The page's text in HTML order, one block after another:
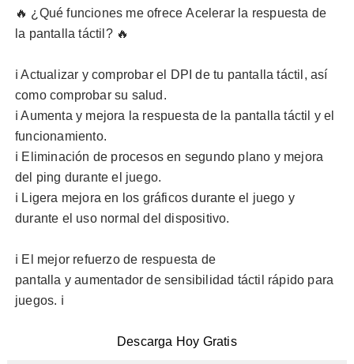
🔥 ¿Qué funciones me ofreceAcelerar la respuesta de
la pantalla táctil ? 🔥
ℹ️ Actualizar y comprobar el DPI de tu pantalla táctil, así
como comprobar su salud.
ℹ️ Aumenta y mejora la respuesta de la pantalla táctil y el
funcionamiento.
ℹ️ Eliminación de procesos en segundo plano y mejora
del ping durante el juego.
ℹ️ Ligera mejora en los gráficos durante el juego y
durante el uso normal del dispositivo.
ℹ️ El mejor refuerzo de respuesta de
pantalla yaumentador de sensibilidad táctil rápido para
juegos. ℹ️
Descarga Hoy Gratis